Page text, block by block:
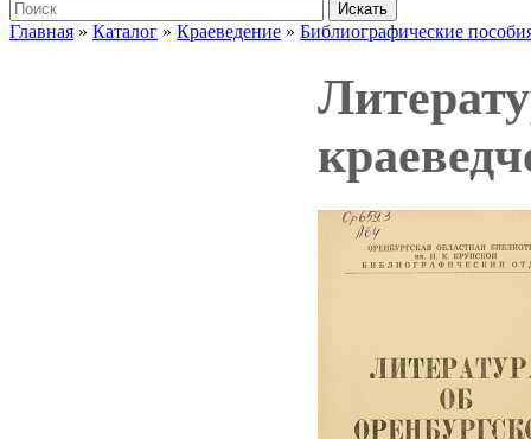
Искать
Главная » Каталог » Краеведение » Библиографические